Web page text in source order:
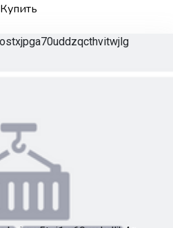
Купить